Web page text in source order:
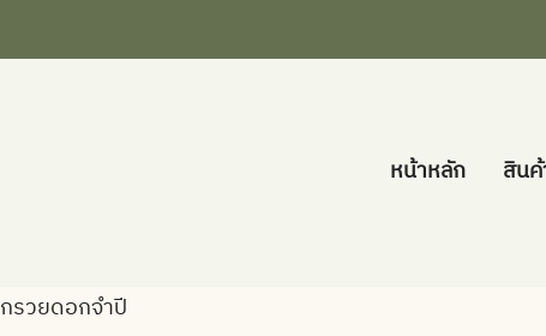
หน้าหลัก สิน
กรวยดอกจำปี